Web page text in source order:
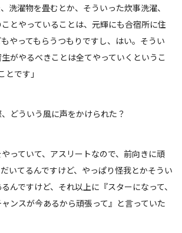
洗濯物を畳むとか、そういった炊事洗濯、
とやっていることは、元輝にも合宿所に住
やってもらうつもりですし、はい。そうい
がやるべきことは全てやっていくというこ
とです」
、どういう風に声をかけられた？
っていて、アスリートなので、前向きに頑
いてるんですけど、やっぱり怪我とかそうい
んですけど、それ以上に『スターになって、
ンスが今あるから頑張って』と言っていた